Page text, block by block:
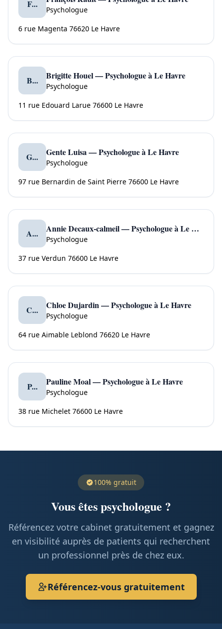
F...
Psychologue
6 rue Magenta 76620 Le Havre
B... Brigitte Houel — Psychologue à Le Havre
Psychologue
11 rue Edouard Larue 76600 Le Havre
G... Gente Luisa — Psychologue à Le Havre
Psychologue
97 rue Bernardin de Saint Pierre 76600 Le Havre
A... Annie Decaux-calmeil — Psychologue à Le Havre
Psychologue
37 rue Verdun 76600 Le Havre
C... Chloe Dujardin — Psychologue à Le Havre
Psychologue
64 rue Aimable Leblond 76620 Le Havre
P... Pauline Moal — Psychologue à Le Havre
Psychologue
38 rue Michelet 76600 Le Havre
100% gratuit
Vous êtes psychologue ?
Référencez votre cabinet gratuitement et gagnez
en visibilité auprès de patients qui recherchent
un professionnel près de chez eux.
Référencez-vous gratuitement